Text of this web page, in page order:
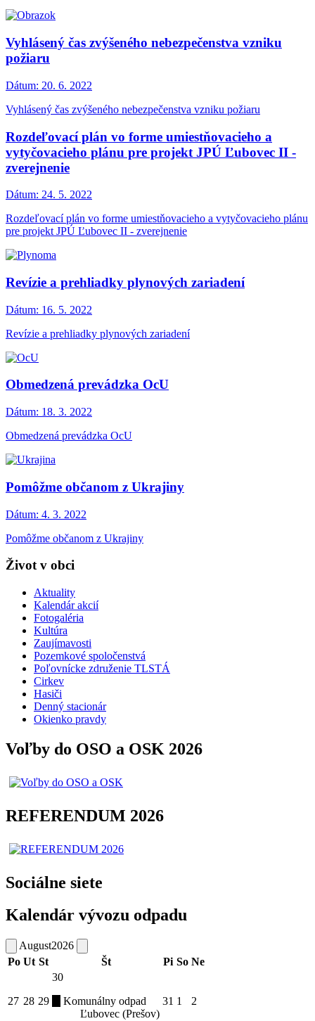
Vyhlásený čas zvýšeného nebezpečenstva vzniku
požiaru
Dátum: 20. 6. 2022
Vyhlásený čas zvýšeného nebezpečenstva vzniku požiaru
Rozdeľovací plán vo forme umiestňovacieho a
vytyčovacieho plánu pre projekt JPÚ Ľubovec II -
zverejnenie
Dátum: 24. 5. 2022
Rozdeľovací plán vo forme umiestňovacieho a vytyčovacieho plánu
pre projekt JPÚ Ľubovec II - zverejnenie
Revízie a prehliadky plynových zariadení
Dátum: 16. 5. 2022
Revízie a prehliadky plynových zariadení
Obmedzená prevádzka OcU
Dátum: 18. 3. 2022
Obmedzená prevádzka OcU
Pomôžme občanom z Ukrajiny
Dátum: 4. 3. 2022
Pomôžme občanom z Ukrajiny
Život v obci
Aktuality
Kalendár akcií
Fotogaléria
Kultúra
Zaujímavosti
Pozemkové spoločenstvá
Poľovnícke združenie TLSTÁ
Cirkev
Hasiči
Denný stacionár
Okienko pravdy
Voľby do OSO a OSK 2026
REFERENDUM 2026
Sociálne siete
Kalendár vývozu odpadu
August2026
Po Ut St Št Pi So Ne
27 28 29
30
Komunálny odpad
Ľubovec (Prešov)
31 1 2